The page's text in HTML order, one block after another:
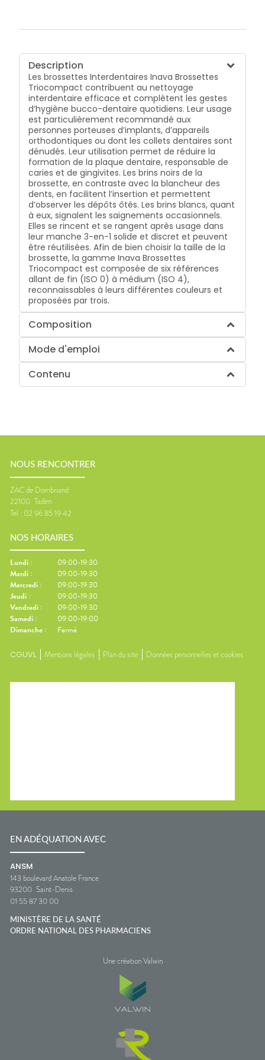
Description
Les brossettes Interdentaires Inava Brossettes
Triocompact contribuent au nettoyage
interdentaire efficace et complètent les gestes
d’hygiène bucco-dentaire quotidiens. Leur usage
est particulièrement recommandé aux
personnes porteuses d’implants, d’appareils
orthodontiques ou dont les collets dentaires sont
dénudés. Leur utilisation permet de réduire la
formation de la plaque dentaire, responsable de
caries et de gingivites. Les brins noirs de la
brossette, en contraste avec la blancheur des
dents, en facilitent l’insertion et permettent
d’observer les dépôts ôtés. Les brins blancs, quant
à eux, signalent les saignements occasionnels.
Elles se rincent et se rangent après usage dans
leur manche 3-en-1 solide et discret et peuvent
être réutilisées. Afin de bien choisir la taille de la
brossette, la gamme Inava Brossettes
Triocompact est composée de six références
allant de fin (ISO 0) à médium (ISO 4),
reconnaissables à leurs différentes couleurs et
proposées par trois.
Composition
Mode d'emploi
Contenu
NOUS RENCONTRER
ZAC de Dombriand
22100 Taden
Tel : 02 96 85 19 42
NOS HORAIRES
Lundi :
09:00-19:30
Mardi :
09:00-19:30
Mercredi :
09:00-19:30
Jeudi :
09:00-19:30
Vendredi :
09:00-19:30
Samedi :
09:00-19:00
Dimanche : Fermé
CGUVL Mentions légales Plan du site Données personnelles et cookies
EN ADÉQUATION AVEC
ANSM
143 boulevard Anatole France
93200 Saint-Denis
01 55 87 30 00
MINISTÈRE DE LA SANTÉ
ORDRE NATIONAL DES PHARMACIENS
Une création Valwin